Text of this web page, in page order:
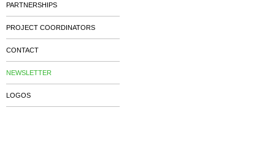
PARTNERSHIPS
PROJECT COORDINATORS
CONTACT
NEWSLETTER
LOGOS